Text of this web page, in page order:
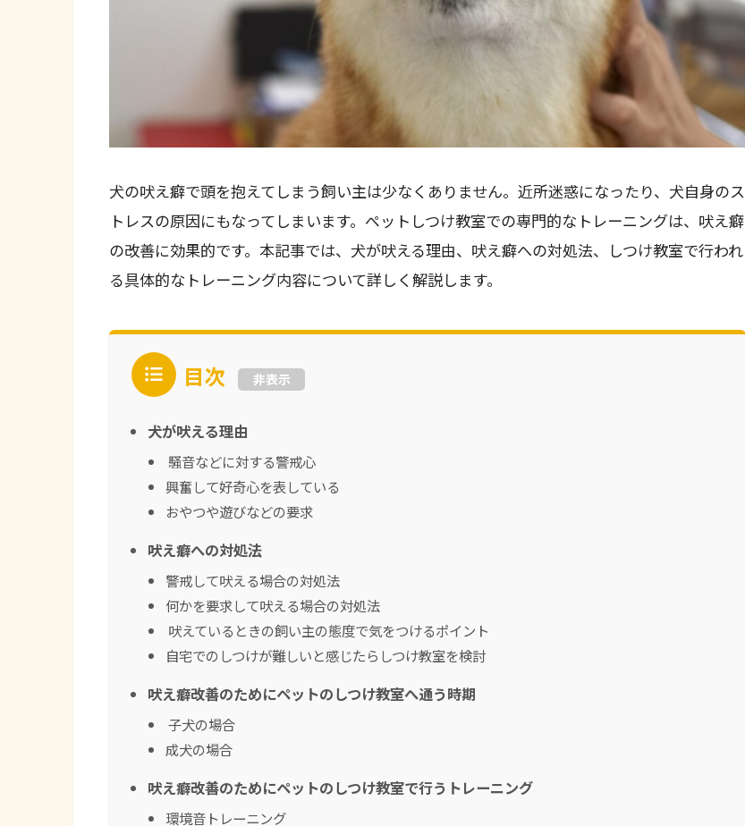
犬の吠え癖で頭を抱えてしまう飼い主は少なくありません。近所迷惑になったり、犬自身のス
トレスの原因にもなってしまいます。ペットしつけ教室での専門的なトレーニングは、吠え癖
の改善に効果的です。本記事では、犬が吠える理由、吠え癖への対処法、しつけ教室で行われ
る具体的なトレーニング内容について詳しく解説します。
目次 非表示
犬が吠える理由
騒音などに対する警戒心
興奮して好奇心を表している
おやつや遊びなどの要求
吠え癖への対処法
警戒して吠える場合の対処法
何かを要求して吠える場合の対処法
吠えているときの飼い主の態度で気をつけるポイント
自宅でのしつけが難しいと感じたらしつけ教室を検討
吠え癖改善のためにペットのしつけ教室へ通う時期
子犬の場合
成犬の場合
吠え癖改善のためにペットのしつけ教室で行うトレーニング
環境音トレーニング